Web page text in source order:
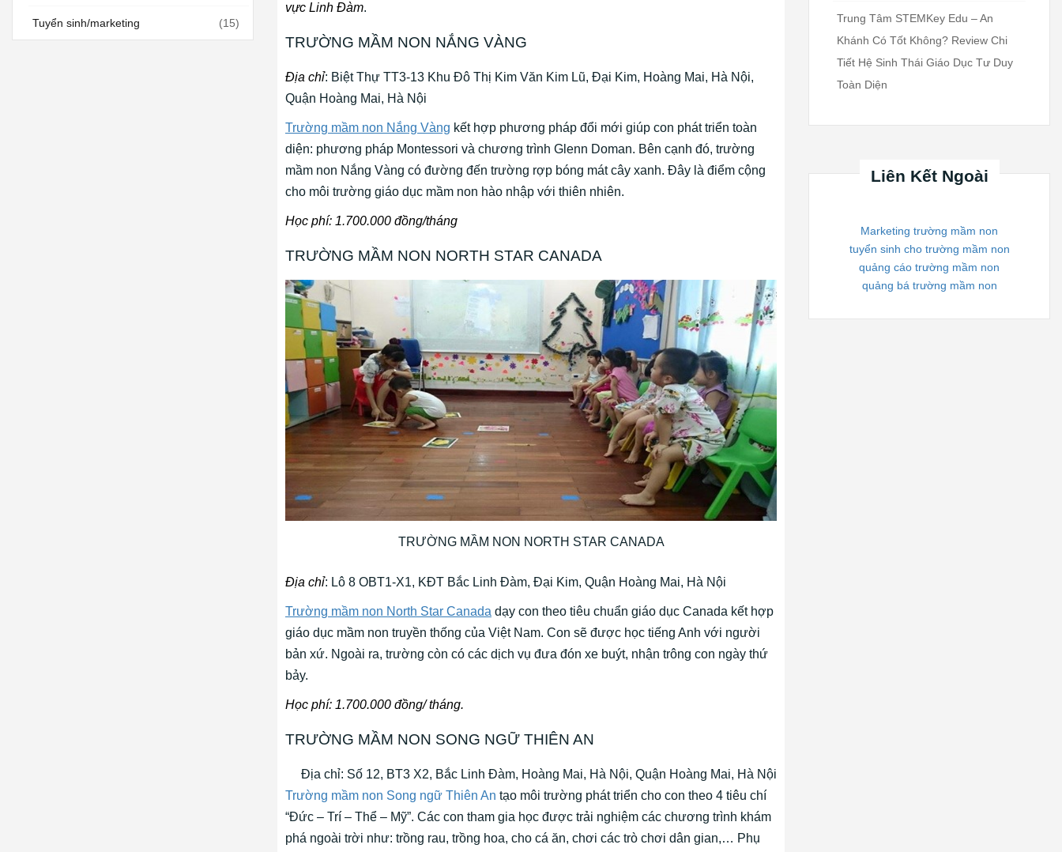
Tuyển sinh/marketing (15)
vực Linh Đàm.
TRƯỜNG MẦM NON NẮNG VÀNG
Địa chỉ: Biệt Thự TT3-13 Khu Đô Thị Kim Văn Kim Lũ, Đại Kim, Hoàng Mai, Hà Nội,
Quận Hoàng Mai, Hà Nội
Trường mầm non Nắng Vàng kết hợp phương pháp đổi mới giúp con phát triển toàn
diện: phương pháp Montessori và chương trình Glenn Doman. Bên cạnh đó, trường
mầm non Nắng Vàng có đường đến trường rợp bóng mát cây xanh. Đây là điểm cộng
cho môi trường giáo dục mầm non hào nhập với thiên nhiên.
Học phí: 1.700.000 đồng/tháng
TRƯỜNG MẦM NON NORTH STAR CANADA
TRƯỜNG MẦM NON NORTH STAR CANADA
Địa chỉ: Lô 8 OBT1-X1, KĐT Bắc Linh Đàm, Đại Kim, Quận Hoàng Mai, Hà Nội
Trường mầm non North Star Canada dạy con theo tiêu chuẩn giáo dục Canada kết hợp
giáo dục mầm non truyền thống của Việt Nam. Con sẽ được học tiếng Anh với người
bản xứ. Ngoài ra, trường còn có các dịch vụ đưa đón xe buýt, nhận trông con ngày thứ
bảy.
Học phí: 1.700.000 đồng/ tháng.
TRƯỜNG MẦM NON SONG NGỮ THIÊN AN
Địa chỉ: Số 12, BT3 X2, Bắc Linh Đàm, Hoàng Mai, Hà Nội, Quận Hoàng Mai, Hà Nội
Trường mầm non Song ngữ Thiên An tạo môi trường phát triển cho con theo 4 tiêu chí
“Đức – Trí – Thể – Mỹ”. Các con tham gia học được trải nghiệm các chương trình khám
phá ngoài trời như: trồng rau, trồng hoa, cho cá ăn, chơi các trò chơi dân gian,… Phụ
Trung Tâm STEMKey Edu – An
Khánh Có Tốt Không? Review Chi
Tiết Hệ Sinh Thái Giáo Dục Tư Duy
Toàn Diện
Liên Kết Ngoài
Marketing trường mầm non
tuyển sinh cho trường mầm non
quảng cáo trường mầm non
quảng bá trường mầm non